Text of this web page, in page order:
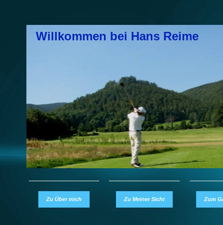
Willkommen bei Hans Reime
Zu Über mich Zu Meiner Sicht Zum